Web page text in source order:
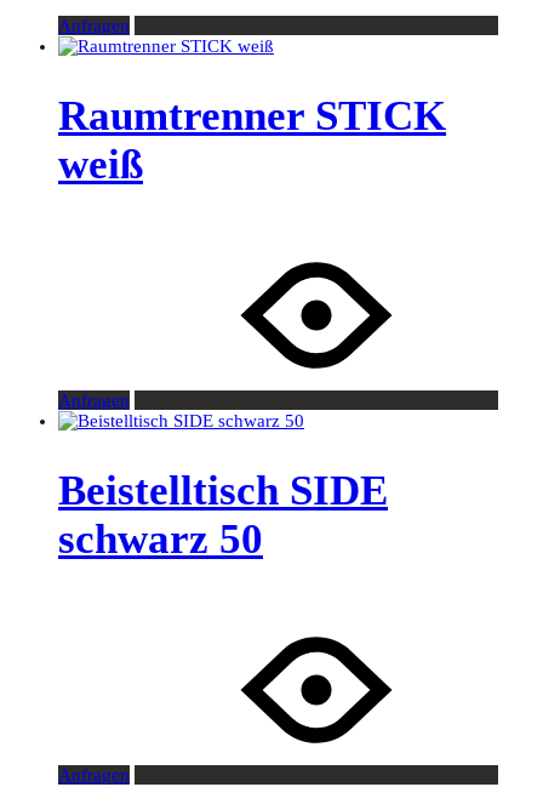
Anfragen
Raumtrenner STICK
weiß
Anfragen
Beistelltisch SIDE
schwarz 50
Anfragen